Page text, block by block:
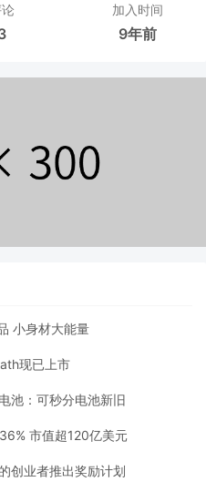
加入时间
9年前
小身材大能量
现已上市
池：可秒分电池新旧
市值超120亿美元
创业者推出奖励计划